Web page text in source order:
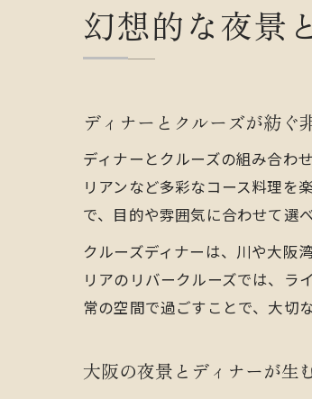
幻想的な夜景
ディナーとクルーズが紡ぐ
ディナーとクルーズの組み合わ
リアンなど多彩なコース料理を
で、目的や雰囲気に合わせて選
クルーズディナーは、川や大阪
リアのリバークルーズでは、ラ
常の空間で過ごすことで、大切
大阪の夜景とディナーが生